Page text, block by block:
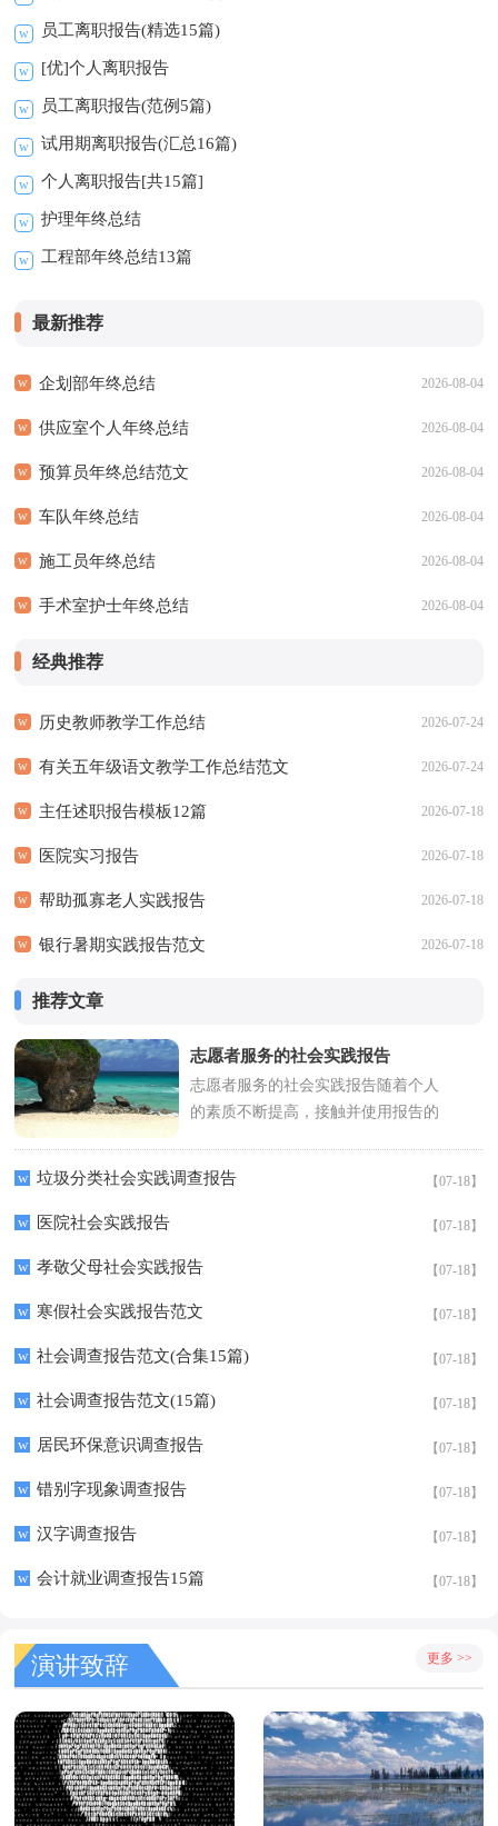
员工离职报告(精选15篇)
[优]个人离职报告
员工离职报告(范例5篇)
试用期离职报告(汇总16篇)
个人离职报告[共15篇]
护理年终总结
工程部年终总结13篇
最新推荐
企划部年终总结 2026-08-04
供应室个人年终总结 2026-08-04
预算员年终总结范文 2026-08-04
车队年终总结 2026-08-04
施工员年终总结 2026-08-04
手术室护士年终总结 2026-08-04
经典推荐
历史教师教学工作总结 2026-07-24
有关五年级语文教学工作总结范文 2026-07-24
主任述职报告模板12篇 2026-07-18
医院实习报告 2026-07-18
帮助孤寡老人实践报告 2026-07-18
银行暑期实践报告范文 2026-07-18
推荐文章
志愿者服务的社会实践报告
志愿者服务的社会实践报告随着个人
的素质不断提高，接触并使用报告的
有一定的格式。写起报告来就毫...
w 垃圾分类社会实践调查报告 【07-18】
w 医院社会实践报告 【07-18】
w 孝敬父母社会实践报告 【07-18】
w 寒假社会实践报告范文 【07-18】
w 社会调查报告范文(合集15篇) 【07-18】
w 社会调查报告范文(15篇) 【07-18】
w 居民环保意识调查报告 【07-18】
w 错别字现象调查报告 【07-18】
w 汉字调查报告 【07-18】
w 会计就业调查报告15篇 【07-18】
演讲致辞 更多 >>